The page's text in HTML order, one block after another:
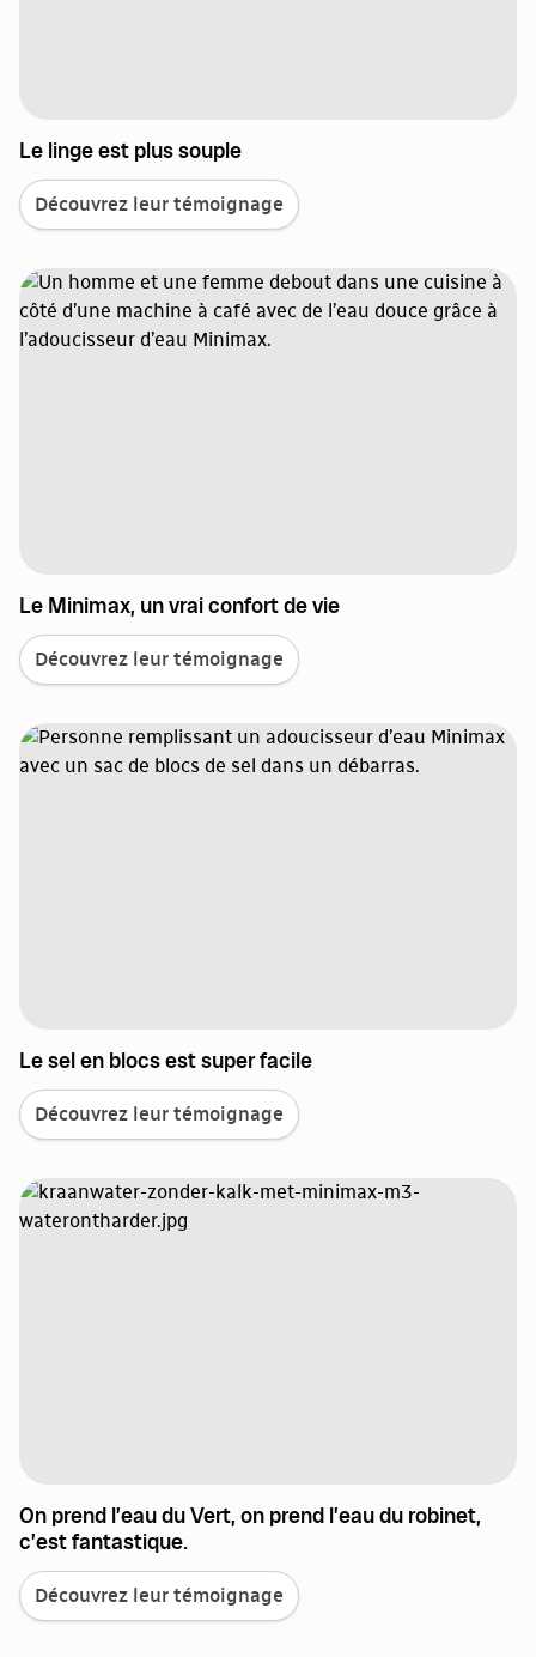
Le linge est plus souple
Découvrez leur témoignage
Le Minimax, un vrai confort de vie
Découvrez leur témoignage
Le sel en blocs est super facile
Découvrez leur témoignage
On prend l’eau du Vert, on prend l’eau du robinet,
c’est fantastique.
Découvrez leur témoignage